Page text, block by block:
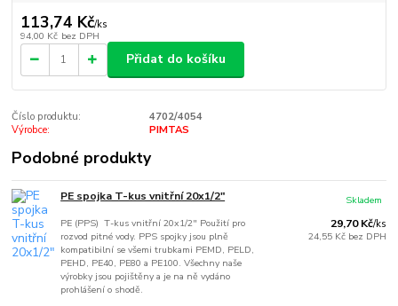
113,74 Kč/ks
94,00 Kč bez DPH
Přidat do košíku
Číslo produktu:
4702/4054
Výrobce:
PIMTAS
Podobné produkty
PE spojka T-kus vnitřní 20x1/2"
PE (PPS) T-kus vnitřní 20x1/2" Použití pro
rozvod pitné vody. PPS spojky jsou plně
kompatibilní se všemi trubkami PEMD, PELD,
PEHD, PE40, PE80 a PE100. Všechny naše
výrobky jsou pojištěny a je na ně vydáno
prohlášení o shodě.
29,70 Kč/ks
24,55 Kč bez DPH
Skladem